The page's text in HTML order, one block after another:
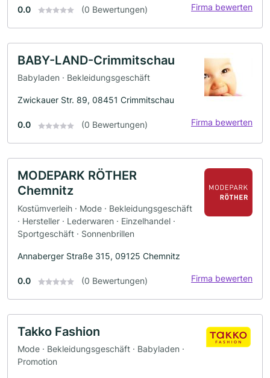
0.0 (0 Bewertungen) Firma bewerten
BABY-LAND-Crimmitschau
Babyladen · Bekleidungsgeschäft
Zwickauer Str. 89, 08451 Crimmitschau
0.0 (0 Bewertungen) Firma bewerten
MODEPARK RÖTHER
Chemnitz
Kostümverleih · Mode · Bekleidungsgeschäft
· Hersteller · Lederwaren · Einzelhandel ·
Sportgeschäft · Sonnenbrillen
Annaberger Straße 315, 09125 Chemnitz
0.0 (0 Bewertungen) Firma bewerten
Takko Fashion
Mode · Bekleidungsgeschäft · Babyladen ·
Promotion